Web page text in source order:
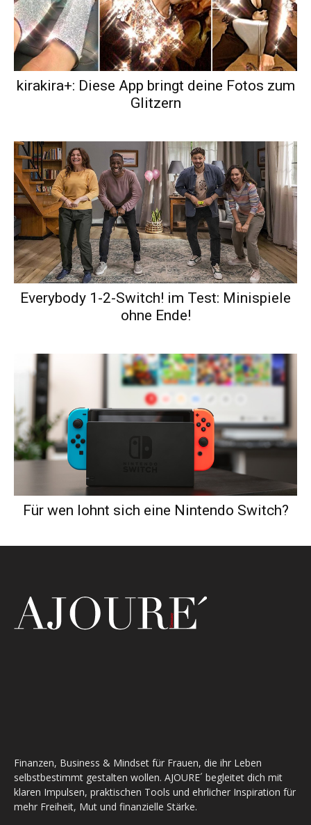
kirakira+: Diese App bringt deine Fotos zum
Glitzern
Everybody 1-2-Switch! im Test: Minispiele
ohne Ende!
Für wen lohnt sich eine Nintendo Switch?
Finanzen, Business & Mindset für Frauen, die ihr Leben
selbstbestimmt gestalten wollen. AJOURE´ begleitet dich mit
klaren Impulsen, praktischen Tools und ehrlicher Inspiration für
mehr Freiheit, Mut und finanzielle Stärke.